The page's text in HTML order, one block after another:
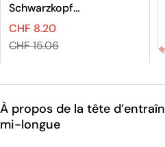
Schwarzkopf
Professional
IGORA VIBRANCE
Coloration Tone
Prix
vente
CHF 8.20
Prix
CHF 15.06
À propos de la tête
mi-longue